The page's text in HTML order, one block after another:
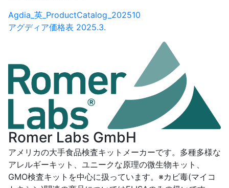
Agdia_英_ProductCatalog_202510
アグディア価格表 2025.3.
Romer Labs GmbH
アメリカの大手食品検査キットメーカーです。多種多様な
アレルギーキット、ユニークな原理の微生物キット、
GMO検査キットを中心に扱っています。※カビ毒(マイコ